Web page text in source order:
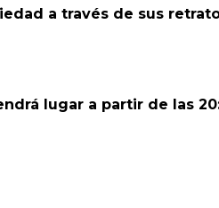
a través de sus
lugar a partir de las